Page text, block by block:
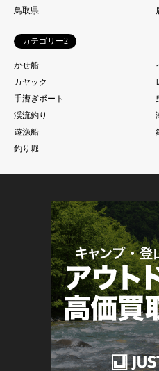
鳥取県
カテゴリー2
かせ船
カヤック
手漕ぎボート
渓流釣り
遊漁船
釣り堀